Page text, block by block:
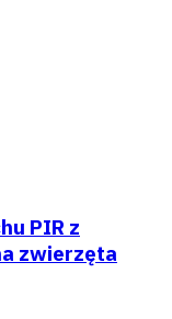
PIR z
zwierzęta